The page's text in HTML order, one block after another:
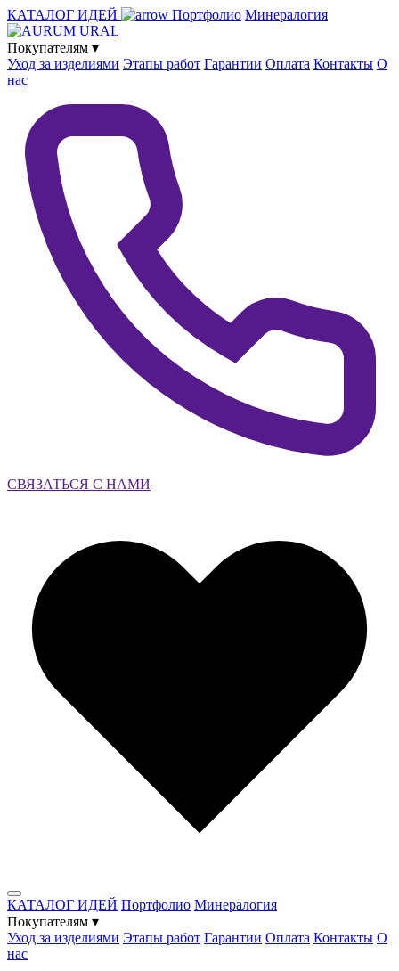
КАТАЛОГ ИДЕЙ Портфолио Минералогия
Покупателям ▾
Уход за изделиями Этапы работ Гарантии Оплата Контакты О
нас
СВЯЗАТЬСЯ С НАМИ
КАТАЛОГ ИДЕЙ Портфолио Минералогия
Покупателям ▾
Уход за изделиями Этапы работ Гарантии Оплата Контакты О
нас